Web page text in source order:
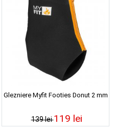
Glezniere Myfit Footies Donut 2 mm
139 lei119 lei